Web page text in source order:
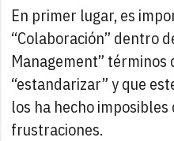
En primer lugar, es
“Colaboración” dentro
Management”
“estandarizar” y que
los ha hecho
frustraciones.